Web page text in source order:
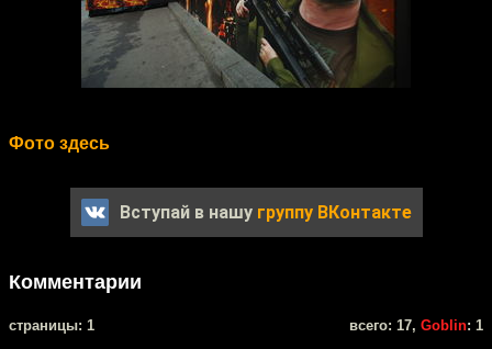
Фото здесь
Вступай в нашу группу ВКонтакте
Комментарии
cтраницы: 1 всего: 17, Goblin: 1